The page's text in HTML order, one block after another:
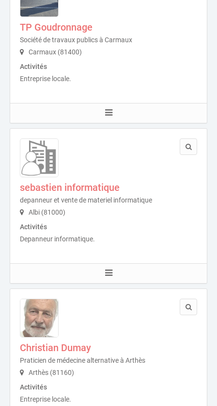
TP Goudronnage
Société de travaux publics à Carmaux
Carmaux (81400)
Activités
Entreprise locale.
sebastien informatique
depanneur et vente de materiel informatique
Albi (81000)
Activités
Depanneur informatique.
Christian Dumay
Praticien de médecine alternative à Arthès
Arthès (81160)
Activités
Entreprise locale.